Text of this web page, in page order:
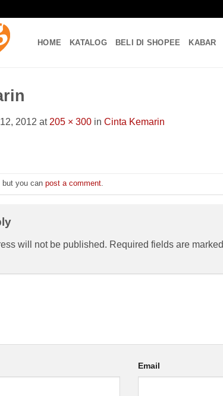
HOME KATALOG BELI DI SHOPEE KABAR
2012 at 205 × 300 in Cinta Kemarin
you can post a comment.
will not be published. Required fields are marked
Email